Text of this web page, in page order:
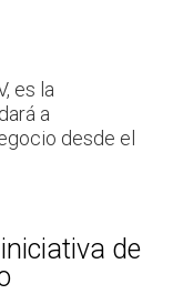
es la
a
desde el
de